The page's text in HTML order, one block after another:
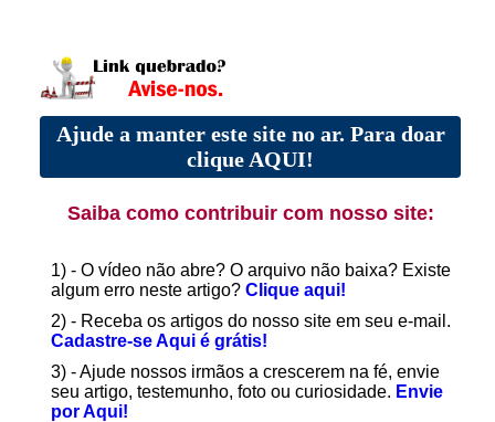
Ajude a manter este site no ar. Para doar
clique AQUI!
Saiba como contribuir com nosso site:
1) - O vídeo não abre? O arquivo não baixa? Existe
algum erro neste artigo? Clique aqui!
2) - Receba os artigos do nosso site em seu e-mail.
Cadastre-se Aqui é grátis!
3) - Ajude nossos irmãos a crescerem na fé, envie
seu artigo, testemunho, foto ou curiosidade. Envie
por Aqui!